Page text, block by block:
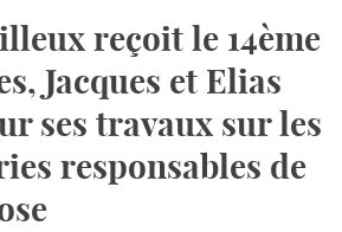
reçoit le 14ème
Jacques et Elias
ses travaux sur les
responsables de